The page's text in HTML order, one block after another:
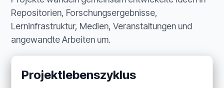
Repositorien, Forschungsergebnisse,
Lerninfrastruktur, Medien, Veranstaltungen und
angewandte Arbeiten um.
Projektlebenszyklus